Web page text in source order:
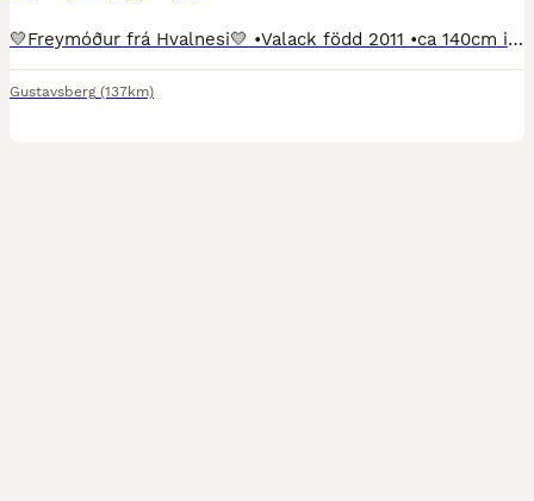
💛Freymóður frá Hvalnesi💛 •Valack född 2011 •ca 140cm i mankhöjd •5-gångare men riden mest som 4-gångare klockren takt i tölten ALLTID!! Fin trav, vägvinnande skritt och härlig galopp som är enkel a
Gustavsberg (137km)